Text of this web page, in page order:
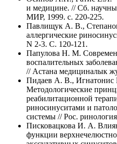
и медицине. // Сб.
МИР, 1999. с. 220-225.
Павлищук А. В.,
аллергические
N 2-3. C. 120-121.
Папулова Н. М.
воспалительных
// Астана медициналык
Пидаев А. В.,
Методологические
реабилитационной
риносинуситами и
системы // Рос.
Писковацкова И. А.
функции